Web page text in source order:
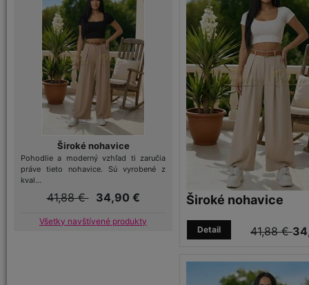
Široké nohavice
Pohodlie a moderný vzhľad ti zaručia
práve tieto nohavice. Sú vyrobené z
kval...
41,88 € 34,90 €
Všetky navštívené produkty
Široké nohavice
41,88 €
Detail